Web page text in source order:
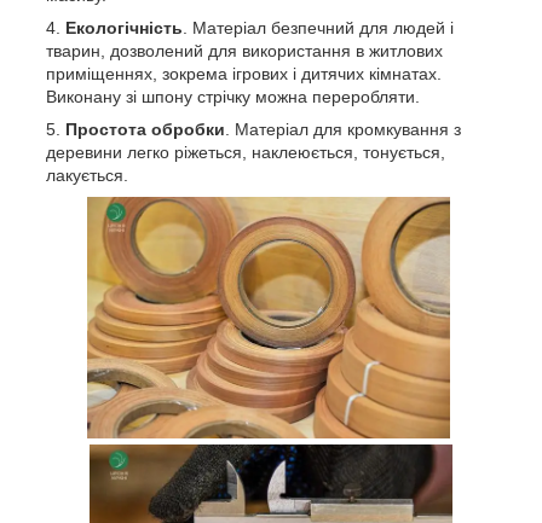
Екологічність. Матеріал безпечний для людей і
тварин, дозволений для використання в житлових
приміщеннях, зокрема ігрових і дитячих кімнатах.
Виконану зі шпону стрічку можна переробляти.
Простота обробки. Матеріал для кромкування з
деревини легко ріжеться, наклеюється, тонується,
лакується.